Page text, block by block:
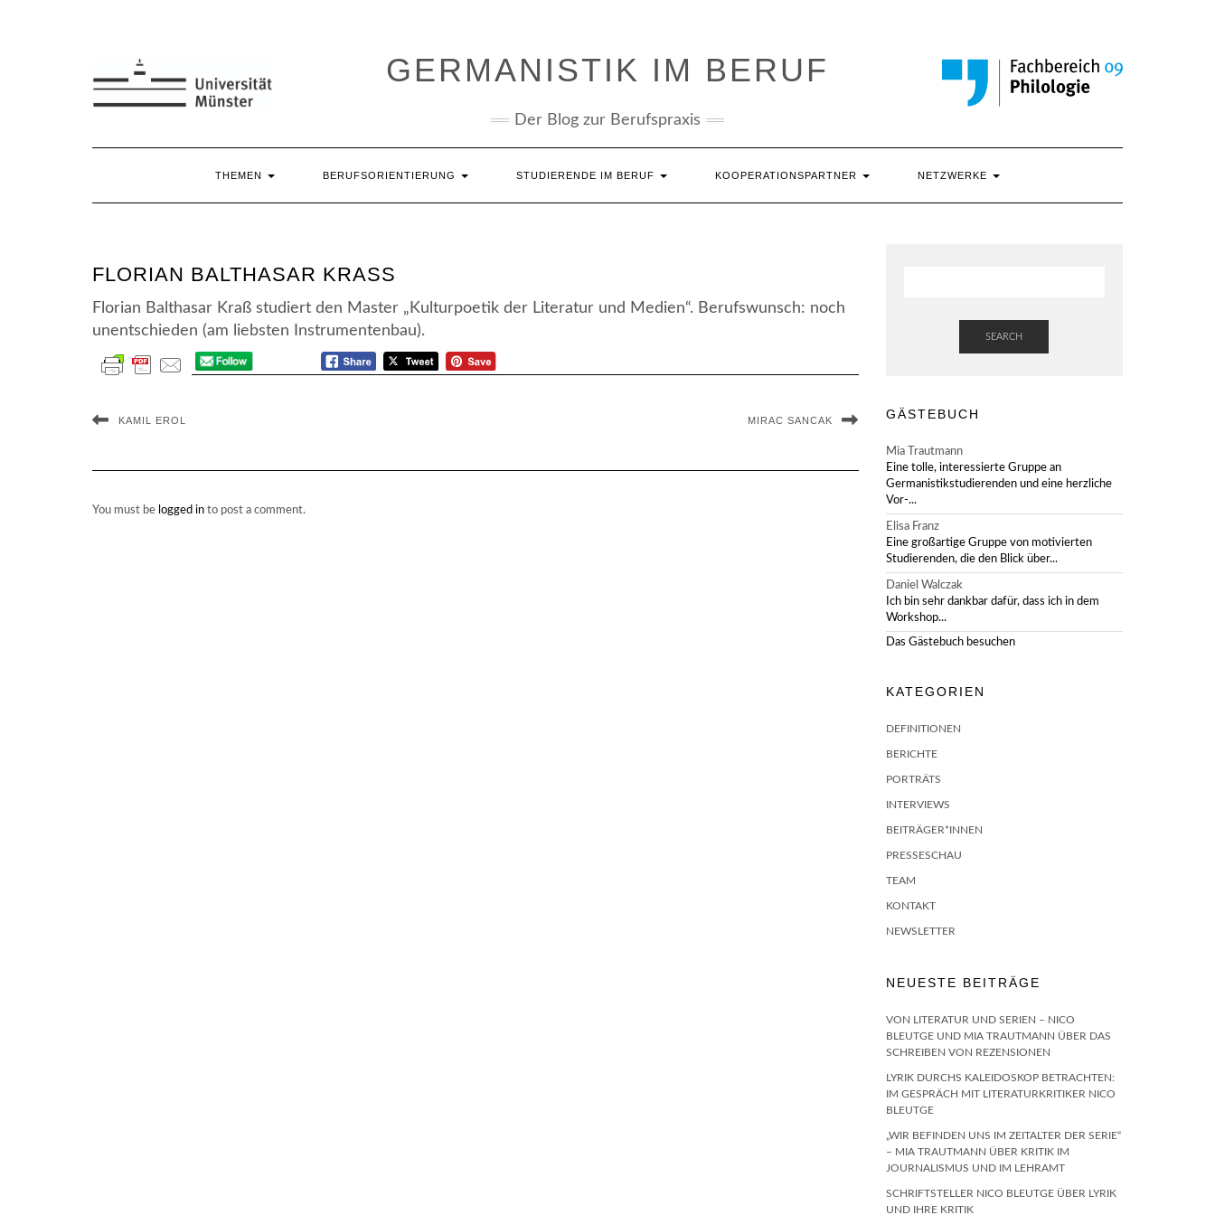
GERMANISTIK IM BERUF
Der Blog zur Berufspraxis
THEMEN BERUFSORIENTIERUNG STUDIERENDE IM BERUF KOOPERATIONSPARTNER NETZWERKE
FLORIAN BALTHASAR KRASS
Florian Balthasar Kraß studiert den Master „Kulturpoetik der Literatur und Medien“. Berufswunsch: noch
unentschieden (am liebsten Instrumentenbau).
KAMIL EROL MIRAC SANCAK
You must be logged in to post a comment.
SEARCH
GÄSTEBUCH
Mia Trautmann
Eine tolle, interessierte Gruppe an
Germanistikstudierenden und eine herzliche
Vor-...
Elisa Franz
Eine großartige Gruppe von motivierten
Studierenden, die den Blick über...
Daniel Walczak
Ich bin sehr dankbar dafür, dass ich in dem
Workshop...
Das Gästebuch besuchen
KATEGORIEN
DEFINITIONEN
BERICHTE
PORTRÄTS
INTERVIEWS
BEITRÄGER*INNEN
PRESSESCHAU
TEAM
KONTAKT
NEWSLETTER
NEUESTE BEITRÄGE
VON LITERATUR UND SERIEN – NICO
BLEUTGE UND MIA TRAUTMANN ÜBER DAS
SCHREIBEN VON REZENSIONEN
LYRIK DURCHS KALEIDOSKOP BETRACHTEN:
IM GESPRÄCH MIT LITERATURKRITIKER NICO
BLEUTGE
„WIR BEFINDEN UNS IM ZEITALTER DER SERIE“
– MIA TRAUTMANN ÜBER KRITIK IM
JOURNALISMUS UND IM LEHRAMT
SCHRIFTSTELLER NICO BLEUTGE ÜBER LYRIK
UND IHRE KRITIK